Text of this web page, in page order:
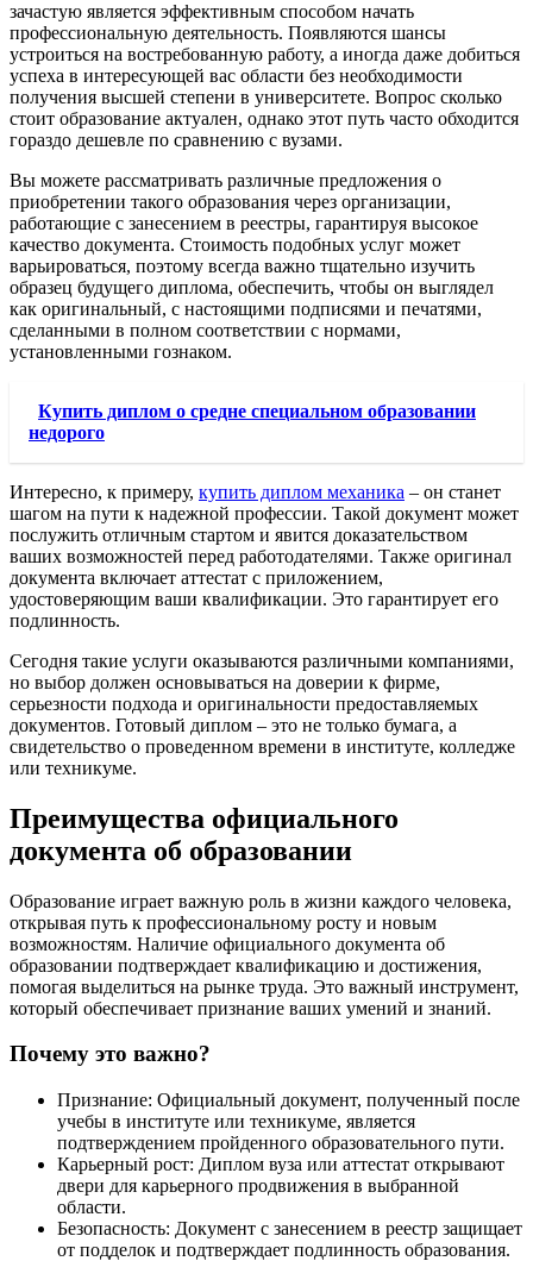
зачастую является эффективным способом начать
профессиональную деятельность. Появляются шансы
устроиться на востребованную работу, а иногда даже добиться
успеха в интересующей вас области без необходимости
получения высшей степени в университете. Вопрос сколько
стоит образование актуален, однако этот путь часто обходится
гораздо дешевле по сравнению с вузами.
Вы можете рассматривать различные предложения о
приобретении такого образования через организации,
работающие с занесением в реестры, гарантируя высокое
качество документа. Стоимость подобных услуг может
варьироваться, поэтому всегда важно тщательно изучить
образец будущего диплома, обеспечить, чтобы он выглядел
как оригинальный, с настоящими подписями и печатями,
сделанными в полном соответствии с нормами,
установленными гознаком.
Купить диплом о средне специальном образовании
недорого
Интересно, к примеру, купить диплом механика – он станет
шагом на пути к надежной профессии. Такой документ может
послужить отличным стартом и явится доказательством
ваших возможностей перед работодателями. Также оригинал
документа включает аттестат с приложением,
удостоверяющим ваши квалификации. Это гарантирует его
подлинность.
Сегодня такие услуги оказываются различными компаниями,
но выбор должен основываться на доверии к фирме,
серьезности подхода и оригинальности предоставляемых
документов. Готовый диплом – это не только бумага, а
свидетельство о проведенном времени в институте, колледже
или техникуме.
Преимущества официального
документа об образовании
Образование играет важную роль в жизни каждого человека,
открывая путь к профессиональному росту и новым
возможностям. Наличие официального документа об
образовании подтверждает квалификацию и достижения,
помогая выделиться на рынке труда. Это важный инструмент,
который обеспечивает признание ваших умений и знаний.
Почему это важно?
Признание: Официальный документ, полученный после
учебы в институте или техникуме, является
подтверждением пройденного образовательного пути.
Карьерный рост: Диплом вуза или аттестат открывают
двери для карьерного продвижения в выбранной
области.
Безопасность: Документ с занесением в реестр защищает
от подделок и подтверждает подлинность образования.